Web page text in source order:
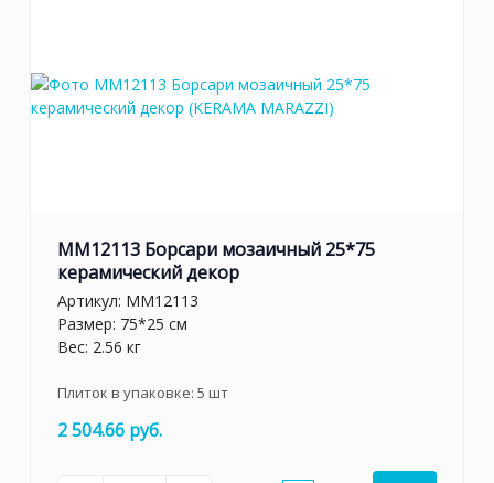
MM12113 Борсари мозаичный 25*75
керамический декор
Артикул: MM12113
Размер: 75*25 см
Вес: 2.56 кг
Плиток в упаковке: 5 шт
2 504.66 руб.